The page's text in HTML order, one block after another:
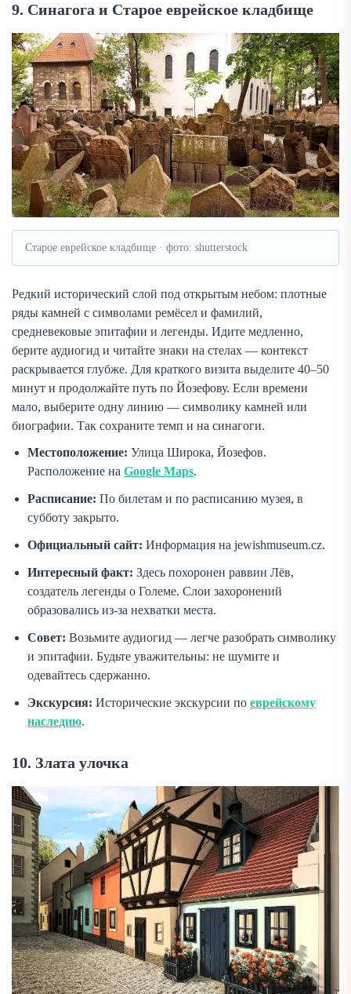
9. Синагога и Старое еврейское кладбище
Старое еврейское кладбище · фото: shutterstock
Редкий исторический слой под открытым небом: плотные
ряды камней с символами ремёсел и фамилий,
средневековые эпитафии и легенды. Идите медленно,
берите аудиогид и читайте знаки на стелах — контекст
раскрывается глубже. Для краткого визита выделите 40–50
минут и продолжайте путь по Йозефову. Если времени
мало, выберите одну линию — символику камней или
биографии. Так сохраните темп и на синагоги.
Местоположение: Улица Широка, Йозефов.
Расположение на Google Maps.
Расписание: По билетам и по расписанию музея, в
субботу закрыто.
Официальный сайт: Информация на jewishmuseum.cz.
Интересный факт: Здесь похоронен раввин Лёв,
создатель легенды о Големе. Слои захоронений
образовались из-за нехватки места.
Совет: Возьмите аудиогид — легче разобрать символику
и эпитафии. Будьте уважительны: не шумите и
одевайтесь сдержанно.
Экскурсия: Исторические экскурсии по еврейскому
наследию.
10. Злата улочка